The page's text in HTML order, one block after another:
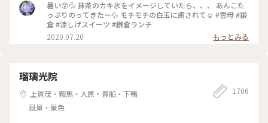
暑い😵💦 抹茶のカキ氷をイメージしていたら、、、 あんこた
っぷりのってきたー💦 モチモチの白玉に癒されて☺️ #雲母 #鎌
倉 #涼しげスイーツ #鎌倉ランチ
2020.07.20
もっとみる
瑠璃光院
上賀茂・鞍馬・大原・貴船・下鴨
風景・景色
1706